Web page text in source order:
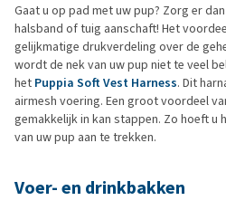
Gaat u op pad met uw pup? Zorg er
halsband of tuig aanschaft! Het
gelijkmatige drukverdeling over de
wordt de nek van uw pup niet te veel
het Puppia Soft Vest Harness. Dit
airmesh voering. Een groot voordeel
gemakkelijk in kan stappen. Zo hoeft
van uw pup aan te trekken.
Voer- en drinkbakken